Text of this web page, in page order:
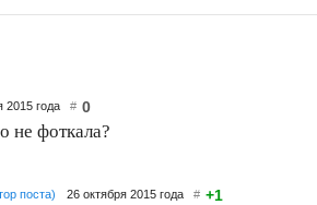
2015 года # 0
не фоткала?
поста) 26 октября 2015 года # +1